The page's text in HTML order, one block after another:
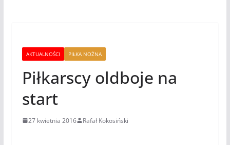
AKTUALNOŚCI PIŁKA NOŻNA
Piłkarscy oldboje na
start
27 kwietnia 2016 Rafał Kokosiński